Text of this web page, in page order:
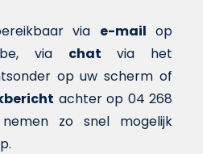
via e-mail op
via chat via het
op uw scherm of
achter op 04 268
zo snel mogelijk